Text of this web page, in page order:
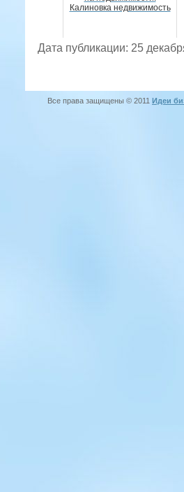
Калиновка недвижимость
Дата публикации: 25
Все права защищены © 2011 Идеи